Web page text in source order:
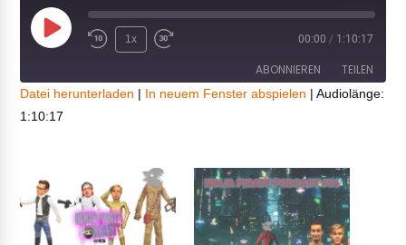
Play
1x 00:00 / 1:10:17
ABONNIEREN TEILEN
TEILEN
EMBED
Datei herunterladen | In neuem Fenster abspielen |Audiolänge:
1:10:17